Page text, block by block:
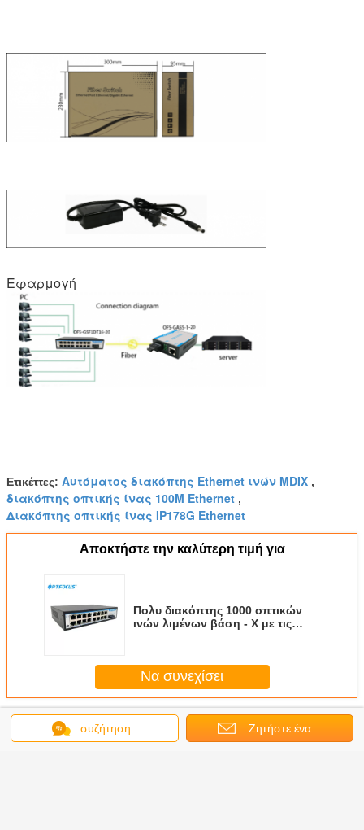
Εφαρμογή
Ετικέττες: Αυτόματος διακόπτης Ethernet ινών MDIX ,
διακόπτης οπτικής ίνας 100M Ethernet ,
Διακόπτης οπτικής ίνας IP178G Ethernet
Αποκτήστε την καλύτερη τιμή για
Πολυ διακόπτης 1000 οπτικών
ινών λιμένων βάση - Χ με τις
Να συνεχίσει
Περισσότεροι Διακόπτης δικτύων Ethernet
συζήτηση Ζητήστε ένα